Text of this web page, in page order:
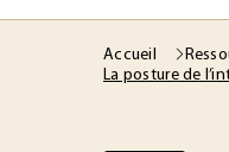
Accueil
La posture de